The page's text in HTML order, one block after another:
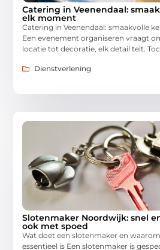
Catering in Veenendaal:
elk moment
Catering in Veenendaal: smaakvolle
Een evenement organiseren vraagt
locatie tot decoratie, elk detail telt.
Dienstverlening
Slotenmaker Noordwijk: snel
ook met spoed
Wat doet een slotenmaker en
essentieel is Een slotenmaker is